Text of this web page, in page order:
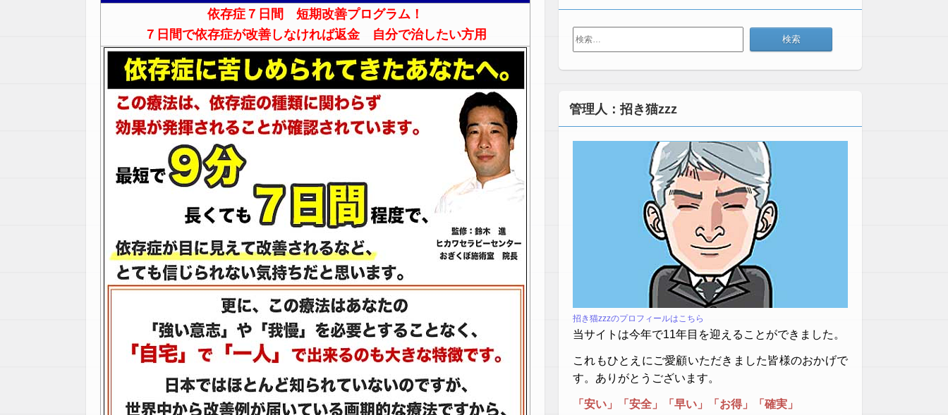
依存症７日間 短期改善プログラム！
７日間で依存症が改善しなければ返金 自分で治したい方用
検
索:
管理人：招き猫zzz
招き猫zzzのプロフィールはこちら
当サイトは今年で11年目を迎えることができました。
これもひとえにご愛顧いただきました皆様のおかげで
す。ありがとうございます。
「安い」「安全」「早い」「お得」「確実」